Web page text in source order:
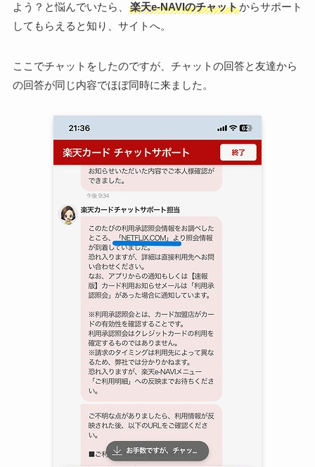
よう？と悩んでいたら、
楽天e-NAVIのチャットからサポート
してもらえると知り、サイトへ。
ここでチャットをしたのですが、チャットの回答と友達から
の回答が同じ内容でほぼ同時に来ました。